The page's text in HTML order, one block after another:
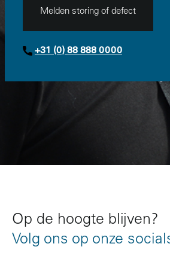
Melden storing of defect
+31 (0) 88 888 0000
Op de hoogte blijven?
Volg ons op onze